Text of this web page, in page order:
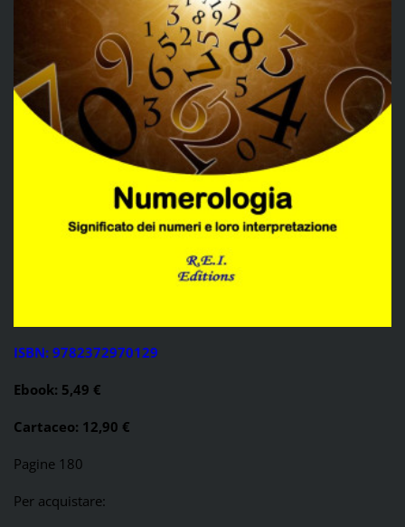
ISBN: 9782372970129
Ebook: 5,49 €
Cartaceo: 12,90 €
Pagine 180
Per acquistare: